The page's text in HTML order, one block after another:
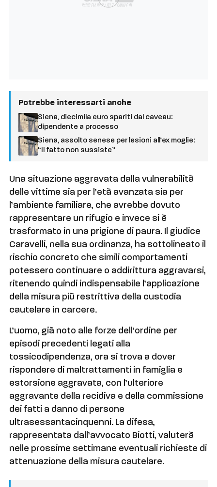
Potrebbe interessarti anche
Siena, diecimila euro spariti dal caveau:
dipendente a processo
Siena, assolto senese per lesioni all’ex moglie:
“Il fatto non sussiste”
Una situazione aggravata dalla vulnerabilità
delle vittime sia per l’età avanzata sia per
l’ambiente familiare, che avrebbe dovuto
rappresentare un rifugio e invece si è
trasformato in una prigione di paura. Il giudice
Caravelli, nella sua ordinanza, ha sottolineato il
rischio concreto che simili comportamenti
potessero continuare o addirittura aggravarsi,
ritenendo quindi indispensabile l’applicazione
della misura più restrittiva della custodia
cautelare in carcere.
L’uomo, già noto alle forze dell’ordine per
episodi precedenti legati alla
tossicodipendenza, ora si trova a dover
rispondere di maltrattamenti in famiglia e
estorsione aggravata, con l’ulteriore
aggravante della recidiva e della commissione
dei fatti a danno di persone
ultrasessantacinquenni. La difesa,
rappresentata dall’avvocato Biotti, valuterà
nelle prossime settimane eventuali richieste di
attenuazione della misura cautelare.